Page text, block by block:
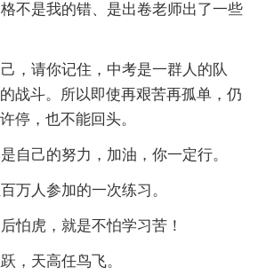
是我的错、是出卷老师出了一些
请你记住，中考是一群人的队
战斗。所以即使再艰苦再孤单，仍
停，也不能回头。
己的努力，加油，你一定行。
人参加的一次练习。
虎，就是不怕学习苦！
天高任鸟飞。